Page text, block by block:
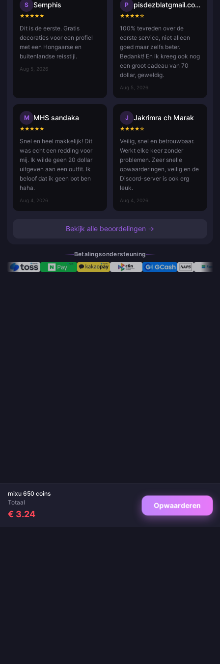
mixu 650 coins
Totaal
€ 3.24
Opwaarderen
S Semphis
★★★★★
Dit is de eerste. Gratis
decoraties voor een profiel
met een Hongaarse en
buitenlandse reisstijl.
Aug 5, 2026
P pisdezblatgmail.com
★★★★☆
100% tevreden over de
eerste service, niet alleen
goed maar zelfs beter.
Bedankt! En ik kreeg ook nog
een groot cadeau van 70
dollar, geweldig.
Aug 5, 2026
M MHS sandaka
★★★★★
Snel en heel makkelijk! Dit
was echt een redding voor
mij. Ik wilde geen 20 dollar
uitgeven aan een outfit. Ik
beloof dat ik geen bot ben
haha.
Aug 4, 2026
J Jakrimra ch Marak
★★★★☆
Veilig, snel en betrouwbaar.
Werkt elke keer zonder
problemen. Zeer snelle
opwaarderingen, veilig en de
Discord-server is ook erg
leuk.
Aug 4, 2026
Bekijk alle beoordelingen →
Betalingsondersteuning